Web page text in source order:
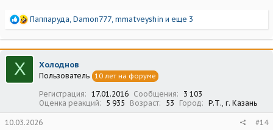
Р
а
к
ц
Паппаруда Damon777 mmatveyshin и еще 3
Х Холоднов
Пользователь 10 лет на форуме
Регистрация 17.01.2016 Сообщения
3 103
Оценка реакций
5 935 Возраст 53 Город Р.Т., г. Казань
10.03.2026 #14